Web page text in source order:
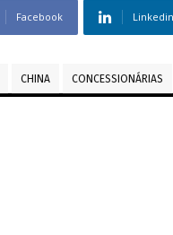
Facebook Linkedin
CHINA CONCESSIONÁRIAS